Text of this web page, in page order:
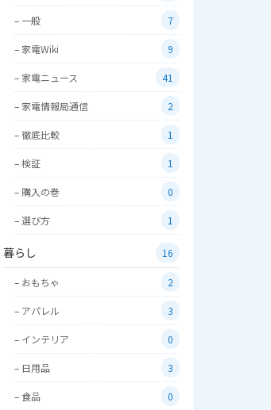
– 一般 7
– 家電Wiki 9
– 家電ニュース 41
– 家電情報局通信 2
– 徹底比較 1
– 検証 1
– 購入の巻 0
– 選び方 1
暮らし 16
– おもちゃ 2
– アパレル 3
– インテリア 0
– 日用品 3
– 食品 0